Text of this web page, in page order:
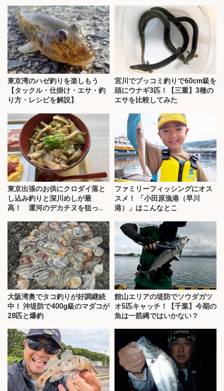
東京湾のハゼ釣りを楽しもう
【タックル・仕掛け・エサ・釣
り方・レシピを解説】
宮川でブッコミ釣りで60cm級を
頭にウナギ3匹！【三重】3種の
エサを比較してみた
東京出張のお供にクロダイ落と
し込み釣りと深川めしが最
高！ 運河のデカチヌを狙って
ファミリーフィッシングにオス
スメ！ 「小田原漁港（早川
港）」はこんなとこ
大阪湾奥でタコ釣りが好調継続
中！ 沖堤防で400g級のマダコが
28匹と爆釣
館山エリアの堤防でソウダガツ
オ5匹キャッチ！【千葉】今期の
魚は一筋縄ではいかない？